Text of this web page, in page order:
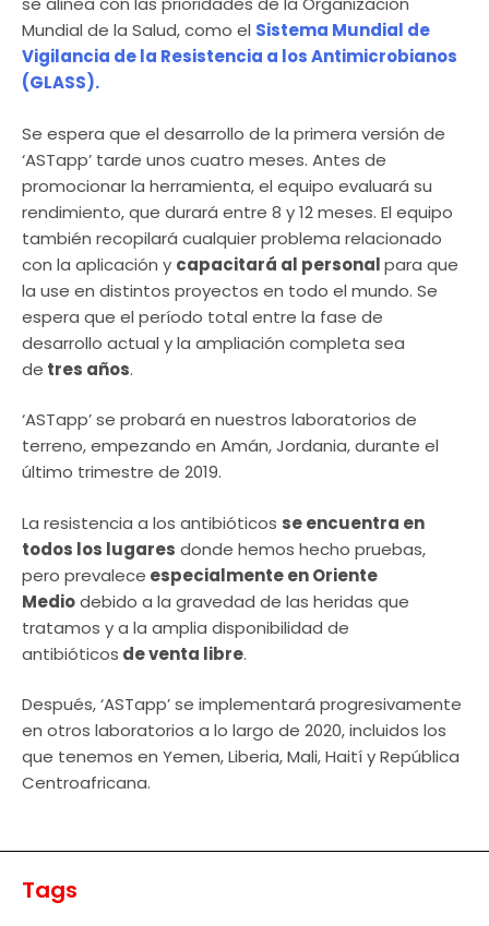
Mundial de la Salud, como el Sistema Mundial de
Vigilancia de la Resistencia a los Antimicrobianos
(GLASS).
Se espera que el desarrollo de la primera versión de
‘ASTapp’ tarde unos cuatro meses. Antes de
promocionar la herramienta, el equipo evaluará su
rendimiento, que durará entre 8 y 12 meses. El equipo
también recopilará cualquier problema relacionado
con la aplicación y capacitará al personalpara que
la use en distintos proyectos en todo el mundo. Se
espera que el período total entre la fase de
desarrollo actual y la ampliación completa sea
de tres años.
‘ASTapp’ se probará en nuestros laboratorios de
terreno, empezando en Amán, Jordania, durante el
último trimestre de 2019.
La resistencia a los antibióticos se encuentra en
todos los lugares donde hemos hecho pruebas,
pero prevalece especialmente en Oriente
Mediodebido a la gravedad de las heridas que
tratamos y a la amplia disponibilidad de
antibióticos de venta libre.
Después, ‘ASTapp’ se implementará progresivamente
en otros laboratorios a lo largo de 2020, incluidos los
que tenemos en Yemen, Liberia, Mali, Haití y República
Centroafricana.
Tags